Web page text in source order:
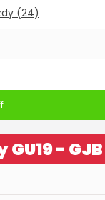
(24)
- GJB